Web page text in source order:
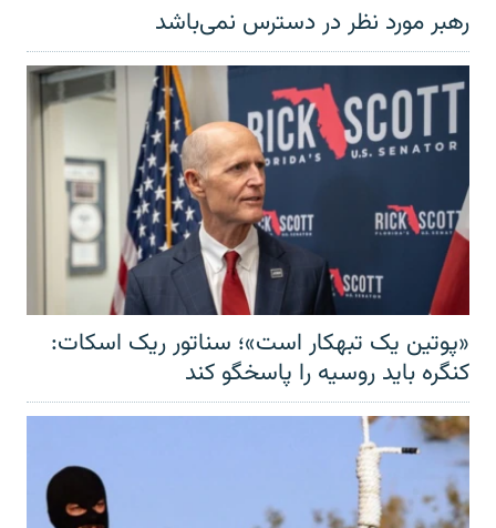
رهبر مورد نظر در دسترس نمی‌باشد
«پوتین یک تبهکار است»؛ سناتور ریک اسکات:
کنگره باید روسیه را پاسخگو کند